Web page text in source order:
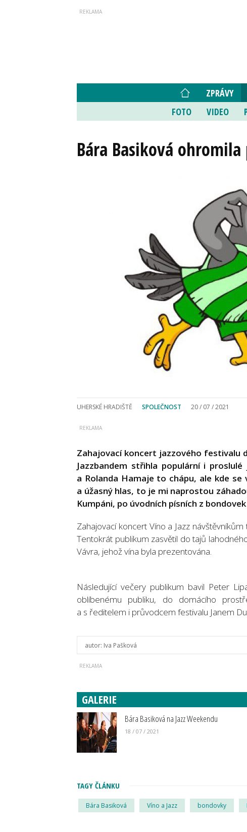
ZPRÁVY
FOTO
VIDEO
Bára Basiková
UHERSKÉ HRADIŠTĚ SPOLEČNOST 20 / 07 / 2021
Zahajovací koncert jazzového festivalu
Jazzbandem střihla populární i
a Rolanda Hamaje to chápu, ale kde
a úžasný hlas, to je mi naprostou
Kumpáni, po úvodních písních z
Zahajovací koncert Víno a Jazz
Tentokrát publikum zasvětil do tajů
Vávra, jehož vína byla prezentována.
Následující večery publikum bavil Peter
oblíbenému publiku, do domácího
a s ředitelem i průvodcem festivalu Janem
autor: Iva Pašková
GALERIE
Bára Basiková na Jazz Weekendu
18 / 07 / 2021
TAGY ČLÁNKU
Bára Basiková Víno a Jazz bondovky